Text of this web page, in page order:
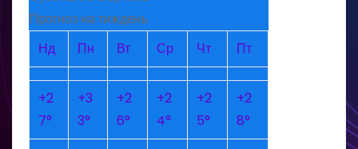
Прогноз на тиждень
Нд
Пн Вт Ср Чт Пт
+2
7°
+3
3°
+2
6°
+2
4°
+2
5°
+2
8°